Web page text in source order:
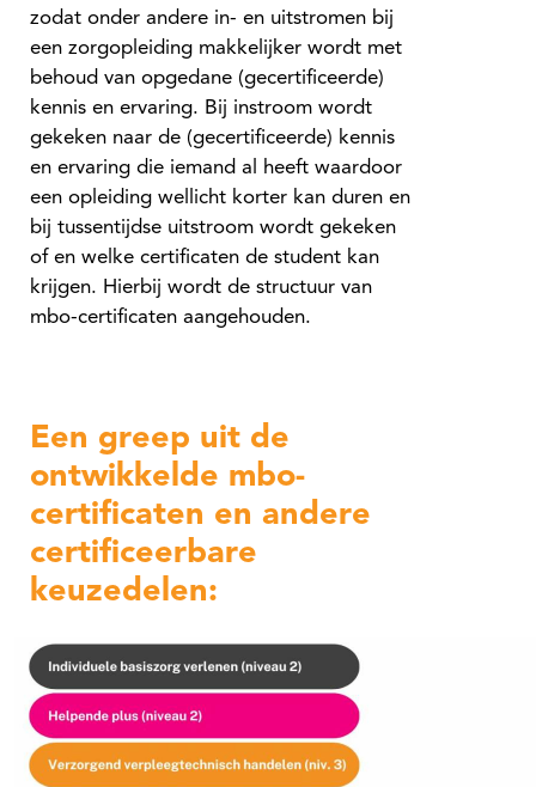
Een greep uit de
ontwikkelde mbo-
certificaten en andere
certificeerbare
keuzedelen:
zodat onder andere in- en uitstromen bij
een zorgopleiding makkelijker wordt met
behoud van opgedane (gecertificeerde)
kennis en ervaring. Bij instroom wordt
gekeken naar de (gecertificeerde) kennis
en ervaring die iemand al heeft waardoor
een opleiding wellicht korter kan duren en
bij tussentijdse uitstroom wordt gekeken
of en welke certificaten de student kan
krijgen. Hierbij wordt de structuur van
mbo-certificaten aangehouden.